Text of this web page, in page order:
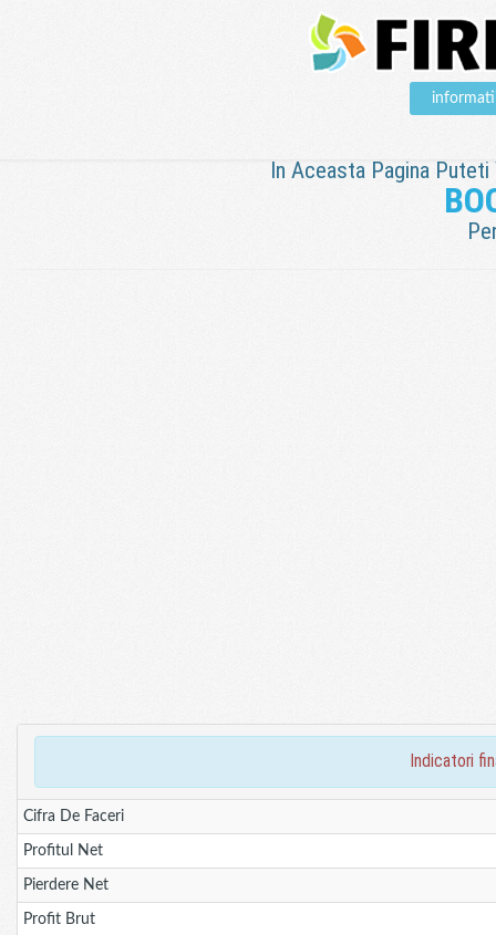
In Aceasta Pagina
indicatori
Cifra De Faceri
Profitul Net
Pierdere Net
Profit Brut